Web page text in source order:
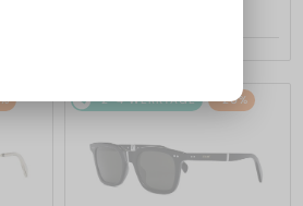
2-4 WERKTAGE -20%